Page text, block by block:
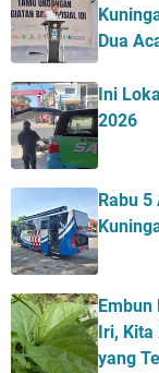
Dua
Ini
2026
Rabu
Embun
Iri, Kita
yang